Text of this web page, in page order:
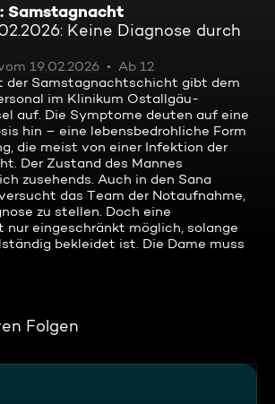
Samstagnacht
Keine Diagnose durch
19.02.2026
Ab 12
der Samstagnachtschicht gibt dem
im Klinikum Ostallgäu-
auf. Die Symptome deuten auf eine
hin – eine lebensbedrohliche Form
die meist von einer Infektion der
Der Zustand des Mannes
zusehends. Auch in den Sana
das Team der Notaufnahme,
zu stellen. Doch eine
nur eingeschränkt möglich, solange
bekleidet ist. Die Dame muss
Folgen